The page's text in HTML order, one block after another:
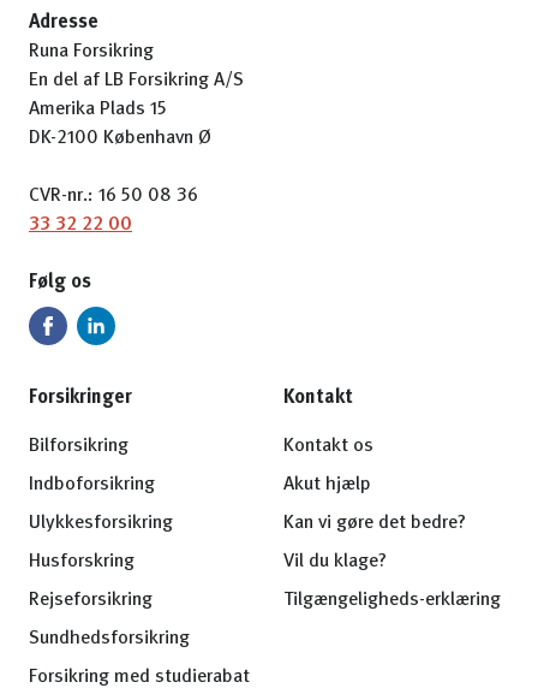
Adresse
Runa Forsikring
En del af LB Forsikring A/S
Amerika Plads 15
DK-2100 København Ø
CVR-nr.: 16 50 08 36
33 32 22 00
Følg os
Forsikringer
Bilforsikring
Indboforsikring
Ulykkesforsikring
Husforskring
Rejseforsikring
Sundhedsforsikring
Forsikring med studierabat
Kontakt
Kontakt os
Akut hjælp
Kan vi gøre det bedre?
Vil du klage?
Tilgængeligheds-erklæring